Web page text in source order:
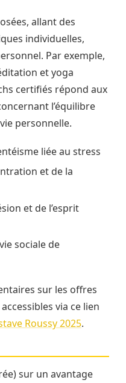
allant des
individuelles,
Par exemple,
et yoga
certifiés répond aux
l’équilibre
personnelle.
liée au stress
et de la
et de l’esprit
sociale de
sur les offres
via ce lien
Roussy 2025.
sur un avantage